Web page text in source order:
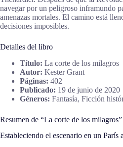
navegar por un peligroso inframundo
amenazas mortales. El camino está
decisiones imposibles.
Detalles del libro
Título: La corte de los milagros
Autor: Kester Grant
Páginas: 402
Publicado: 19 de junio de 2020
Géneros: Fantasía, Ficción
Resumen de “La corte de los milagros”
Estableciendo el escenario en un París